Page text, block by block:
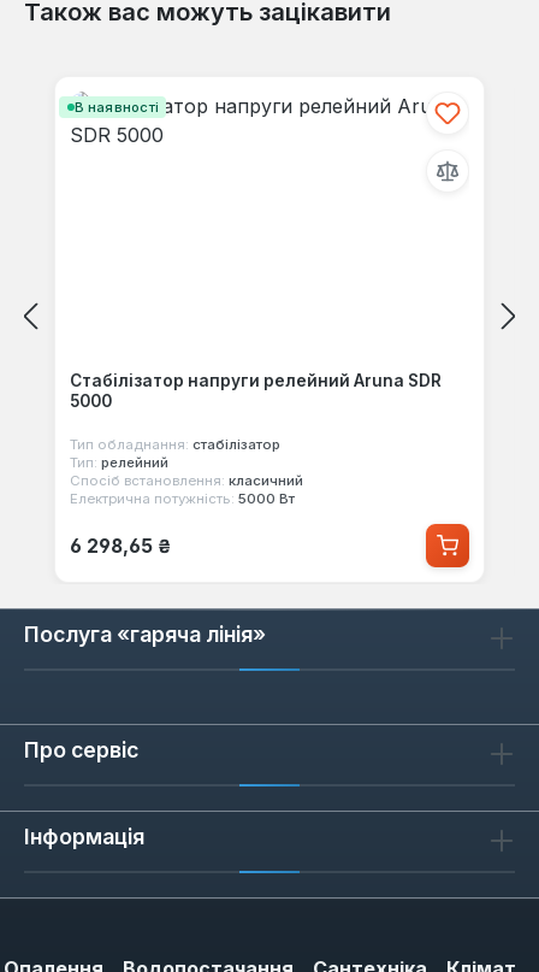
Відгуків не знайдено. Поділіться
Також вас можуть зацікавити
В наявності
Стабілізатор напруги релейний Aruna SDR
5000
Тип обладнання: стабілізатор
Тип: релейний
Спосіб встановлення: класичний
Електрична потужність: 5000 Вт
Звичайна ціна:
6 298,65 ₴
Послуга «гаряча лінія»
Про сервіс
Інформація